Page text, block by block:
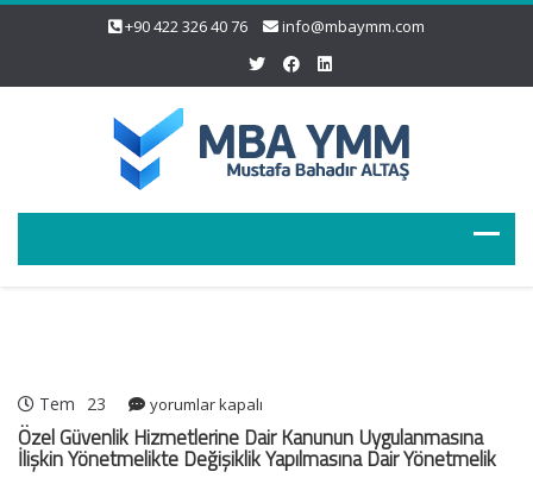
+90 422 326 40 76 info@mbaymm.com
Tem 23
Özel
Güvenlik
Hizmetlerine
yorumlar kapalı
Özel Güvenlik Hizmetlerine Dair Kanunun Uygulanmasına
İlişkin Yönetmelikte Değişiklik Yapılmasına Dair Yönetmelik